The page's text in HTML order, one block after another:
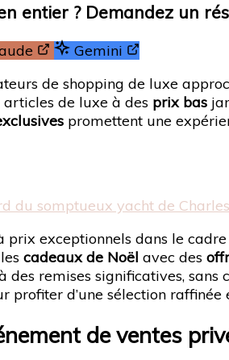
entier ? Demandez un
Gemini
de shopping de luxe
de luxe à des prix bas
promettent une
du somptueux yacht de
prix exceptionnels dans le
cadeaux de Noël avec des
remises significatives, sans
d’une sélection raffinée
de ventes